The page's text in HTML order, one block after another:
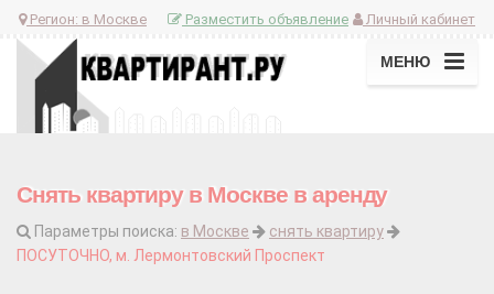
Регион: в Москве Личный кабинет
Разместить объявление
МЕНЮ
Снять квартиру в Москве в аренду
Параметры поиска: в Москве
снять квартиру
ПОСУТОЧНО, м. Лермонтовский Проспект